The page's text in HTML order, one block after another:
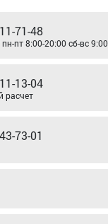
71-48
пт 8:00-20:00 сб-вс
13-04
расчет
73-01